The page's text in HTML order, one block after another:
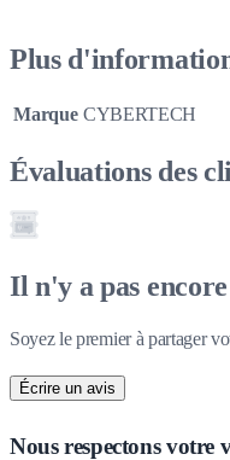
Plus
Marque CYBERTECH
Évaluations des
Il n'y a pas
Soyez le premier à partager
Écrire un avis
Nous respectons votre